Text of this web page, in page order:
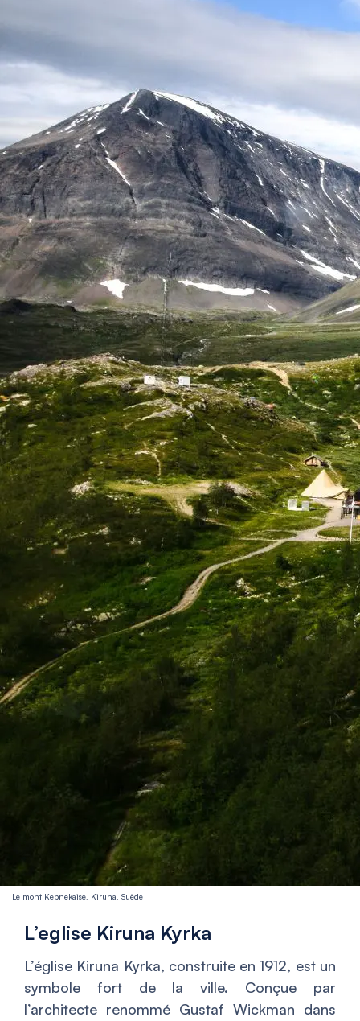
Le mont Kebnekaise, Kiruna, Suède
L’eglise Kiruna Kyrka
L’église Kiruna Kyrka, construite en 1912, est un
symbole fort de la ville. Conçue par
l’architecte renommé Gustaf Wickman dans